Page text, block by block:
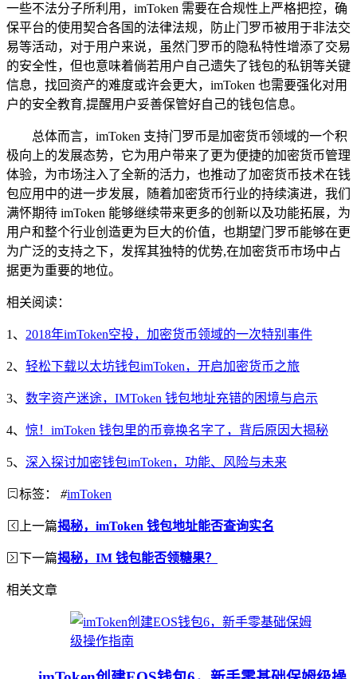
一些不法分子所利用，imToken 需要在合规性上严格把控，确
保平台的使用契合各国的法律法规，防止门罗币被用于非法交
易等活动，对于用户来说，虽然门罗币的隐私特性增添了交易
的安全性，但也意味着倘若用户自己遗失了钱包的私钥等关键
信息，找回资产的难度或许会更大，imToken 也需要强化对用
户的安全教育,提醒用户妥善保管好自己的钱包信息。
总体而言，imToken 支持门罗币是加密货币领域的一个积
极向上的发展态势，它为用户带来了更为便捷的加密货币管理
体验，为市场注入了全新的活力，也推动了加密货币技术在钱
包应用中的进一步发展，随着加密货币行业的持续演进，我们
满怀期待 imToken 能够继续带来更多的创新以及功能拓展，为
用户和整个行业创造更为巨大的价值，也期望门罗币能够在更
为广泛的支持之下，发挥其独特的优势,在加密货币市场中占
据更为重要的地位。
相关阅读：
1、 2018年imToken空投，加密货币领域的一次特别事件
2、 轻松下载以太坊钱包imToken，开启加密货币之旅
3、 数字资产迷途，IMToken 钱包地址充错的困境与启示
4、 惊！imToken 钱包里的币竟换名字了，背后原因大揭秘
5、 深入探讨加密钱包imToken，功能、风险与未来
标签： #imToken
上一篇揭秘，imToken 钱包地址能否查询实名
下一篇揭秘，IM 钱包能否领糖果？
相关文章